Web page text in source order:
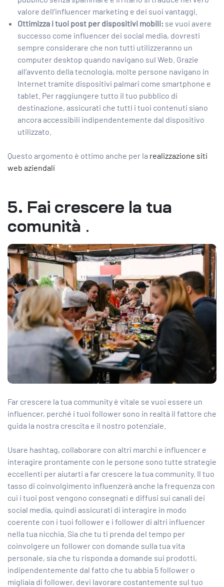
valore dell’influencer marketing e dei suoi vantaggi.
Ottimizza i tuoi post per dispositivi mobili: se vuoi avere
successo come influencer dei social media, dovresti
sempre considerare che non tutti utilizzeranno un
computer desktop quando navigano sul Web. Grazie
all’avvento della tecnologia, molte persone navigano in
Internet tramite dispositivi palmari come smartphone e
tablet. Per raggiungere tutto il tuo pubblico di
destinazione, assicurati che tutti i tuoi contenuti siano
ancora accessibili indipendentemente dal dispositivo
utilizzato.
Questo argomento è ottimo anche per la realizzazione siti
web aziendali
5. Fai crescere la tua
comunità .
Far crescere la tua community è vitale se vuoi essere un
influencer, perché i tuoi follower sono in realtà il fattore che
guida la nostra crescita e il nostro potenziale.
Usare hashtag, collaborare con altri marchi e influencer e
interagire prontamente con le persone sono tutte strategie
eccellenti per aiutarti a far crescere la tua community. Il tuo
tasso di coinvolgimento influenzerà anche la frequenza con
cui i tuoi post vengono consegnati e diffusi sui canali dei
social media, quindi assicurati di interagire in modo
coerente con i tuoi follower e i follower di altri influencer
nella tua nicchia. Sia che tu ti prenda del tempo per
coinvolgere un follower con domande sulla tua vita
personale, sia che tu risponda a domande sui prodotti,
indipendentemente dal fatto che tu abbia 5 follower o
migliaia di follower, devi lavorare costantemente sul tuo